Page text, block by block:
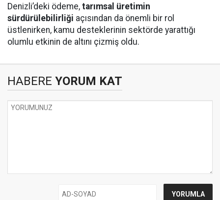
Denizli’deki ödeme, tarımsal üretimin
sürdürülebilirliği açısından da önemli bir rol
üstlenirken, kamu desteklerinin sektörde yarattığı
olumlu etkinin de altını çizmiş oldu.
HABERE YORUM KAT